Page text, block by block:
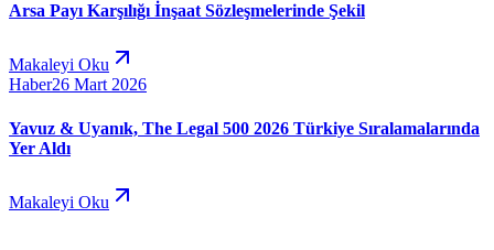
Arsa Payı Karşılığı İnşaat Sözleşmelerinde Şekil
Makaleyi Oku
Haber26 Mart 2026
Yavuz & Uyanık, The Legal 500 2026 Türkiye Sıralamalarında
Yer Aldı
Makaleyi Oku